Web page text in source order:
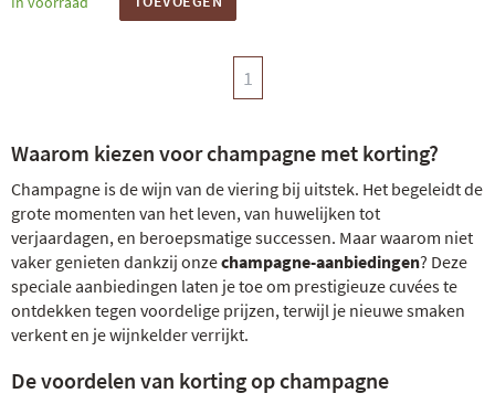
1
Waarom kiezen voor champagne met korting?
Champagne is de wijn van de viering bij uitstek. Het begeleidt de
grote momenten van het leven, van huwelijken tot
verjaardagen, en beroepsmatige successen. Maar waarom niet
vaker genieten dankzij onzechampagne-aanbiedingen? Deze
speciale aanbiedingen laten je toe om prestigieuze cuvées te
ontdekken tegen voordelige prijzen, terwijl je nieuwe smaken
verkent en je wijnkelder verrijkt.
De voordelen van korting op champagne